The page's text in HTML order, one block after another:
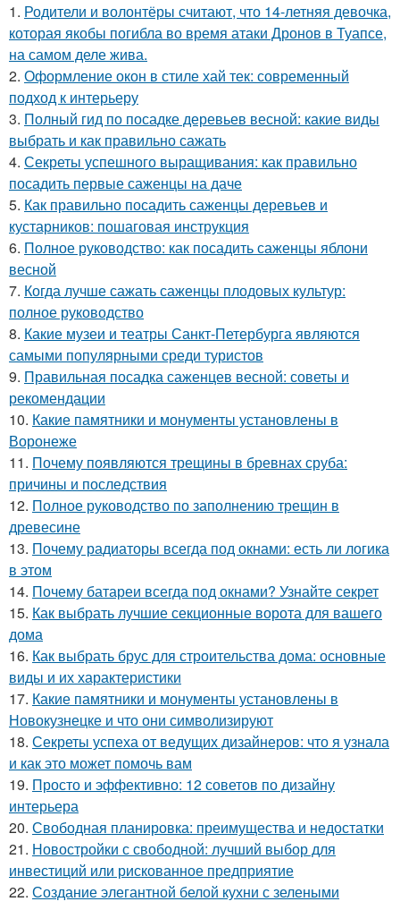
1. Родители и волонтёры считают, что 14-летняя девочка,
которая якобы погибла во время атаки Дронов в Туапсе,
на самом деле жива.
2. Оформление окон в стиле хай тек: современный
подход к интерьеру
3. Полный гид по посадке деревьев весной: какие виды
выбрать и как правильно сажать
4. Секреты успешного выращивания: как правильно
посадить первые саженцы на даче
5. Как правильно посадить саженцы деревьев и
кустарников: пошаговая инструкция
6. Полное руководство: как посадить саженцы яблони
весной
7. Когда лучше сажать саженцы плодовых культур:
полное руководство
8. Какие музеи и театры Санкт-Петербурга являются
самыми популярными среди туристов
9. Правильная посадка саженцев весной: советы и
рекомендации
10. Какие памятники и монументы установлены в
Воронеже
11. Почему появляются трещины в бревнах сруба:
причины и последствия
12. Полное руководство по заполнению трещин в
древесине
13. Почему радиаторы всегда под окнами: есть ли логика
в этом
14. Почему батареи всегда под окнами? Узнайте секрет
15. Как выбрать лучшие секционные ворота для вашего
дома
16. Как выбрать брус для строительства дома: основные
виды и их характеристики
17. Какие памятники и монументы установлены в
Новокузнецке и что они символизируют
18. Секреты успеха от ведущих дизайнеров: что я узнала
и как это может помочь вам
19. Просто и эффективно: 12 советов по дизайну
интерьера
20. Свободная планировка: преимущества и недостатки
21. Новостройки с свободной: лучший выбор для
инвестиций или рискованное предприятие
22. Создание элегантной белой кухни с зелеными